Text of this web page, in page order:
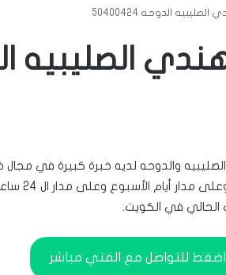
الدوحه 50400424
الصليبيه
والدوحه لديه خبرة كبيرة في مجال
وتركيب
الحالي في الكويت.
اضغط للتواصل مع الفني مباشر